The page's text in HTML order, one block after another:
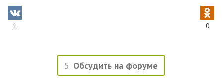
1 0
5 Обсудить на форуме